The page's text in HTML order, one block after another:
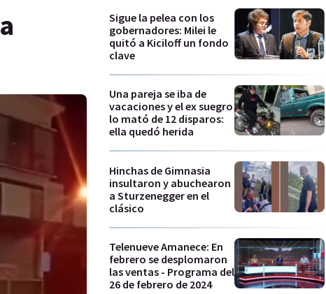
Sigue la pelea con los
gobernadores: Milei le
quitó a Kiciloff un fondo
clave
Una pareja se iba de
vacaciones y el ex suegro
lo mató de 12 disparos:
ella quedó herida
Hinchas de Gimnasia
insultaron y abuchearon
a Sturzenegger en el
clásico
Telenueve Amanece: En
febrero se desplomaron
las ventas - Programa del
26 de febrero de 2024